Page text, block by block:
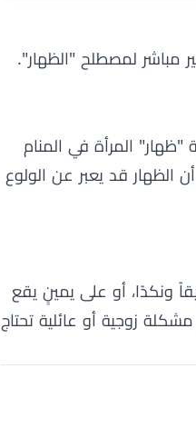
مباشر لمصطلح "الظهار".
الأنام في تفسير الأحلام (وكالة الصحافة العربية, 2017)، فإن رؤية "ظهار" المرأة في المنام
الظهار قد يعبر عن الولوع
ونكدًا، أو على يمينٍ يقع
زوجية أو عائلية تحتاج